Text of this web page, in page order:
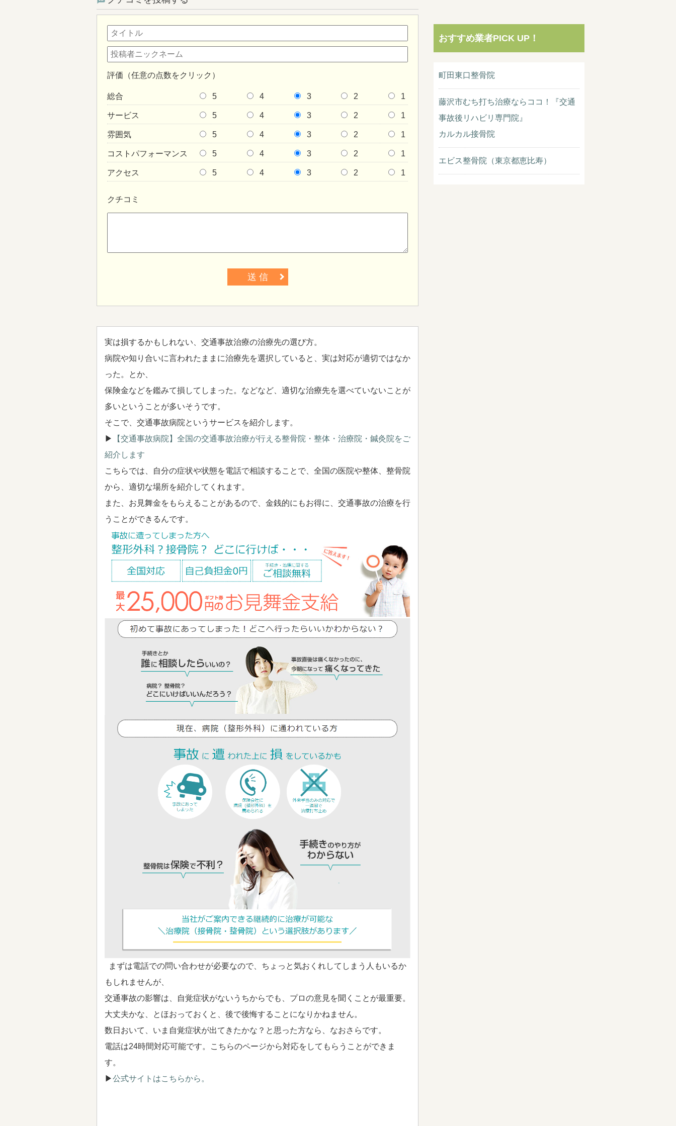
評価（任意の点数をクリック）
総合 5 4 3 2 1
サービス 5 4 3 2 1
雰囲気 5 4 3 2 1
コストパフォーマンス 5 4 3 2 1
アクセス 5 4 3 2 1
クチコミ
送 信
実は損するかもしれない、交通事故治療の治療先の選び方。
病院や知り合いに言われたままに治療先を選択していると、実は対応が適切ではなか
った。とか、
保険金などを鑑みて損してしまった。などなど、適切な治療先を選べていないことが
多いということが多いそうです。
そこで、交通事故病院というサービスを紹介します。
▶
【交通事故病院】全国の交通事故治療が行える整骨院・整体・治療院・鍼灸院をご
紹介します
こちらでは、自分の症状や状態を電話で相談することで、全国の医院や整体、整骨院
から、適切な場所を紹介してくれます。
また、お見舞金をもらえることがあるので、金銭的にもお得に、交通事故の治療を行
うことができるんです。
まずは電話での問い合わせが必要なので、ちょっと気おくれしてしまう人もいるか
もしれませんが、
交通事故の影響は、自覚症状がないうちからでも、プロの意見を聞くことが最重要。
大丈夫かな、とほおっておくと、後で後悔することになりかねません。
数日おいて、いま自覚症状が出てきたかな？と思った方なら、なおさらです。
電話は24時間対応可能です。こちらのページから対応をしてもらうことができま
す。
▶公式サイトはこちらから。
おすすめ業者PICK UP！
町田東口整骨院
藤沢市むち打ち治療ならココ！『交通
事故後リハビリ専門院』
カルカル接骨院
エビス整骨院（東京都恵比寿）